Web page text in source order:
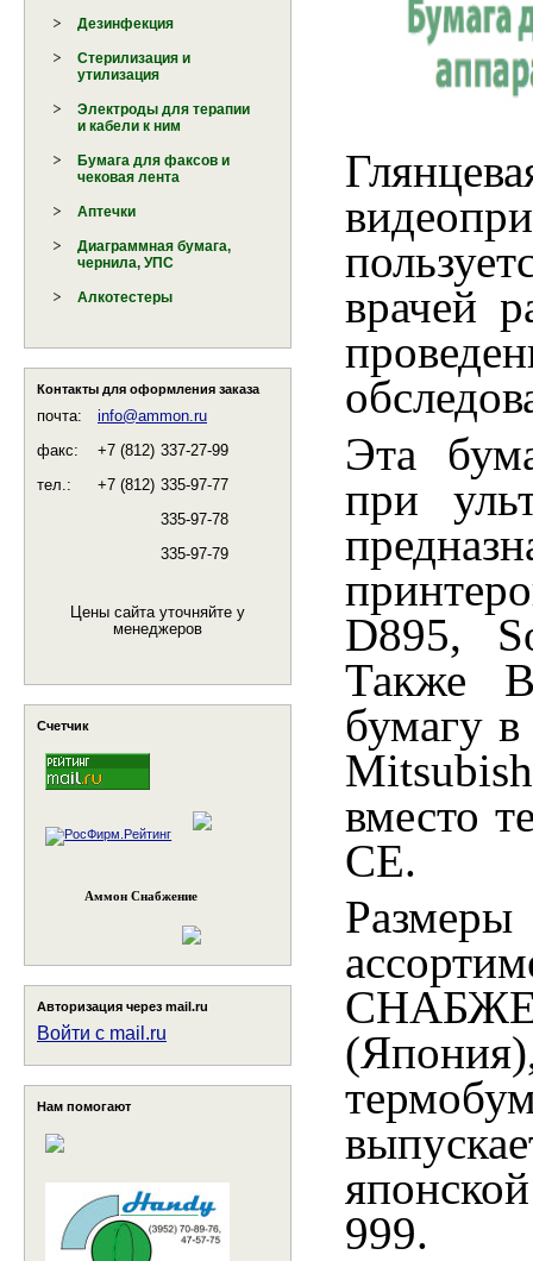
Дезинфекция
Стерилизация и
утилизация
Электроды для терапии
и кабели к ним
Бумага для факсов и
чековая лента
Аптечки
Диаграммная бумага,
чернила, УПС
Алкотестеры
Контакты для оформления заказа
почта:
info@ammon.ru
факс:
+7 (812) 337-27-99
тел.:
+7 (812) 335-97-77
335-97-78
335-97-79
Цены сайта уточняйте у
менеджеров
Счетчик
Аммон Снабжение
Авторизация через mail.ru
Войти с mail.ru
Нам помогают
врачей
Эта
при
D895,
Также
бумагу
вместо
CE.
999.